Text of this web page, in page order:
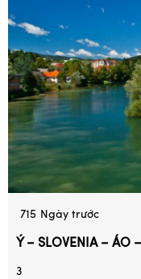
715 Ngày trước
Ý – SLOVENIA – ÁO
3